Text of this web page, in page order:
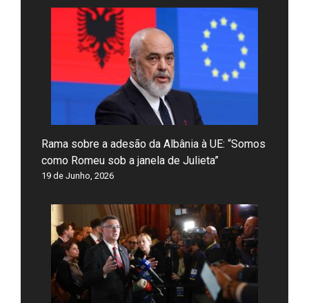
Rama sobre a adesão da Albânia à UE: “Somos
como Romeu sob a janela de Julieta”
19 de Junho, 2026